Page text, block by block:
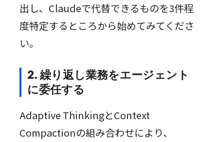
出し、Claudeで代替できるものを3件程
度特定するところから始めてみてくださ
い。
2. 繰り返し業務をエージェント
に委任する
Adaptive ThinkingとContext
Compactionの組み合わせにより、